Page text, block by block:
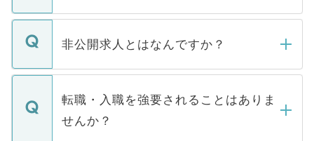
ご登録いただきましたら、弊社担当者がご
登録内容を確認し、その後メールもしくは
ます。通常、5営業日以内にはご連絡をせて
いただきますので、しばらくお待ちくださ
非公開求人とはなんですか？
マイナビDOCTORで取り扱っている求人の
うち約3割は、Webサイトからご覧いただ
けない「非公開求人」です。非公開求人は
下記の理由によって、一般には公開してい
転職・入職を強要されることはありま
せんか？